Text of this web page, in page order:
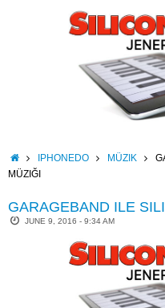
HOMEIPHONEDO MÜZIK
MÜZIĞI
GARAGEBAND ILE
JUNE 9, 2016 - 9:34 AM